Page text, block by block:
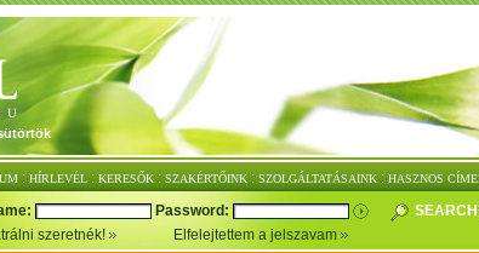
: HÍRLEVÉL : KERESŐK : SZAKÉRTŐINK : SZOLGÁLTATÁSAINK : HASZNOS
Password:
szeretnék!
Elfelejtettem a jelszavam